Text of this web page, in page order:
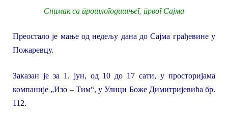
Снимак са прошлогодишњег, првог Сајма
Преостало је мање од недељу дана до Сајма грађевине у
Пожаревцу.
Заказан је за 1. јун, од 10 до 17 сати, у просторијама
компаније „Изо – Тим“, у Улици Боже Димитријевића бр.
112.